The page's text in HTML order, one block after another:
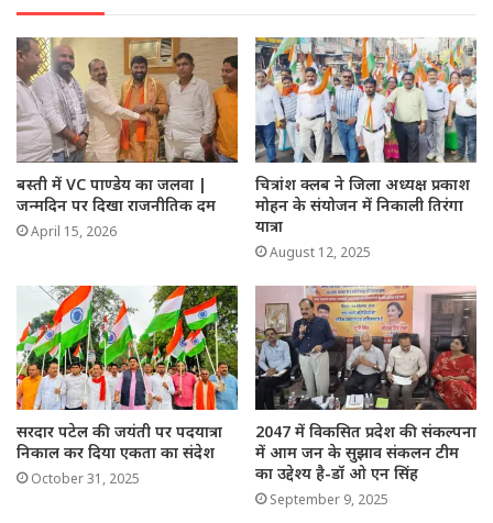
बस्ती में VC पाण्डेय का जलवा |
जन्मदिन पर दिखा राजनीतिक दम
April 15, 2026
चित्रांश क्लब ने जिला अध्यक्ष प्रकाश
मोहन के संयोजन में निकाली तिरंगा
यात्रा
August 12, 2025
सरदार पटेल की जयंती पर पदयात्रा
निकाल कर दिया एकता का संदेश
October 31, 2025
2047 में विकसित प्रदेश की संकल्पना
में आम जन के सुझाव संकलन टीम
का उद्देश्य है-डॉ ओ एन सिंह
September 9, 2025